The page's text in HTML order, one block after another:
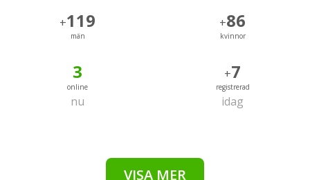
+119
män
+86
kvinnor
3
online
nu
+7
registrerad
idag
VISA MER